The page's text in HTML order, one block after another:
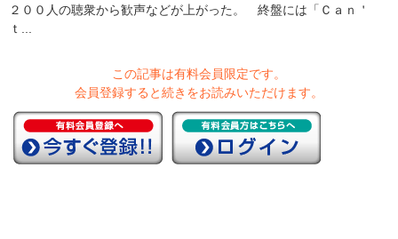
２００人の聴衆から歓声などが上がった。 終盤には「Ｃａｎ＇
ｔ...
この記事は有料会員限定です。
会員登録すると続きをお読みいただけます。